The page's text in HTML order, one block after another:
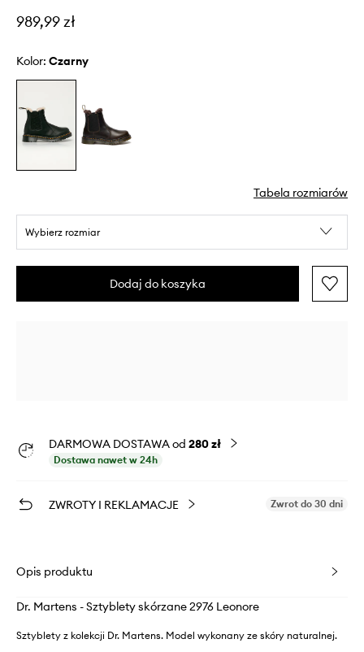
989,99 zł
Kolor: czarny
Tabela rozmiarów
Wybierz rozmiar
Dodaj do koszyka
DARMOWA DOSTAWA od 280 zł
Dostawa nawet w 24h
ZWROTY I REKLAMACJE Zwrot do 30 dni
Opis produktu
Dr. Martens - Sztyblety skórzane 2976 Leonore
Sztyblety z kolekcji Dr. Martens. Model wykonany ze skóry naturalnej.